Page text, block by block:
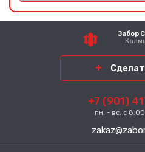
Забор
+7 (901)
пн. - вс. с